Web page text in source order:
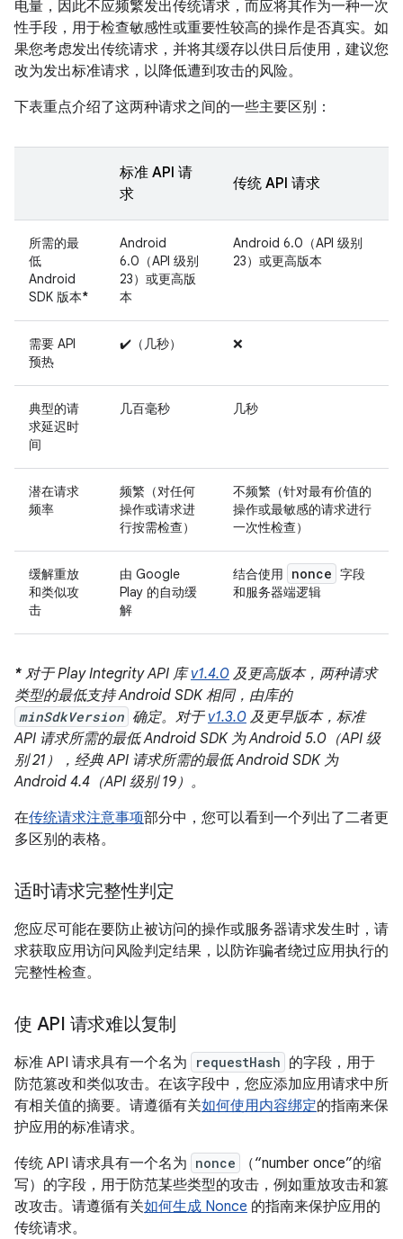
电量，因此不应频繁发出传统请求，而应将其作为一种一次
性手段，用于检查敏感性或重要性较高的操作是否真实。如
果您考虑发出传统请求，并将其缓存以供日后使用，建议您
改为发出标准请求，以降低遭到攻击的风险。
下表重点介绍了这两种请求之间的一些主要区别：
标准 API 请
求
传统 API 请求
所需的最
低
Android
SDK 版本*
Android
6.0（API 级别
23）或更高版
本
Android 6.0（API 级别
23）或更高版本
需要 API
预热
✔️（几秒） ❌
典型的请
求延迟时
间
几百毫秒 几秒
潜在请求
频率
频繁（对任何
操作或请求进
行按需检查）
不频繁（针对最有价值的
操作或最敏感的请求进行
一次性检查）
缓解重放
和类似攻
击
由 Google
Play 的自动缓
解
结合使用 nonce 字段
和服务器端逻辑
* 对于 Play Integrity API 库v1.4.0 及更高版本，两种请求
类型的最低支持 Android SDK 相同，由库的
minSdkVersion 确定。对于 v1.3.0 及更早版本，标准
API 请求所需的最低 Android SDK 为 Android 5.0（API 级
别 21），经典 API 请求所需的最低 Android SDK 为
Android 4.4（API 级别 19）。
在传统请求注意事项部分中，您可以看到一个列出了二者更
多区别的表格。
适时请求完整性判定
您应尽可能在要防止被访问的操作或服务器请求发生时，请
求获取应用访问风险判定结果，以防诈骗者绕过应用执行的
完整性检查。
使 API 请求难以复制
标准 API 请求具有一个名为 requestHash 的字段，用于
防范篡改和类似攻击。在该字段中，您应添加应用请求中所
有相关值的摘要。请遵循有关如何使用内容绑定的指南来保
护应用的标准请求。
传统 API 请求具有一个名为 nonce
（“number once”的缩
写）的字段，用于防范某些类型的攻击，例如重放攻击和篡
改攻击。请遵循有关如何生成 Nonce 的指南来保护应用的
传统请求。